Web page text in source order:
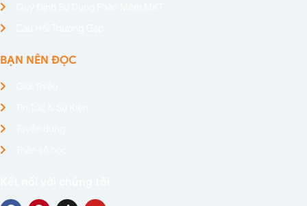
BẠN NÊN ĐỌC